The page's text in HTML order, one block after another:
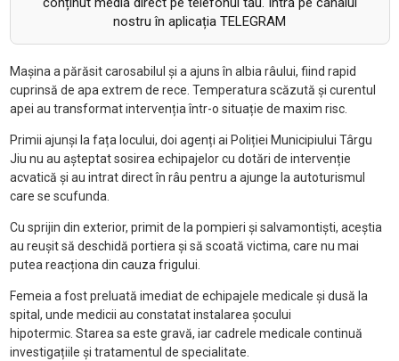
nostru în aplicația TELEGRAM
Mașina a părăsit carosabilul și a ajuns în albia râului, fiind rapid
cuprinsă de apa extrem de rece. Temperatura scăzută și curentul
apei au transformat intervenția într-o situație de maxim risc.
Primii ajunși la fața locului, doi agenți ai Poliției Municipiului Târgu
Jiu nu au așteptat sosirea echipajelor cu dotări de intervenție
acvatică și au intrat direct în râu pentru a ajunge la autoturismul
care se scufunda.
Cu sprijin din exterior, primit de la pompieri și salvamontiști, aceștia
au reușit să deschidă portiera și să scoată victima, care nu mai
putea reacționa din cauza frigului.
Femeia a fost preluată imediat de echipajele medicale și dusă la
spital, unde medicii au constatat instalarea șocului
hipotermic. Starea sa este gravă, iar cadrele medicale continuă
investigațiile și tratamentul de specialitate.